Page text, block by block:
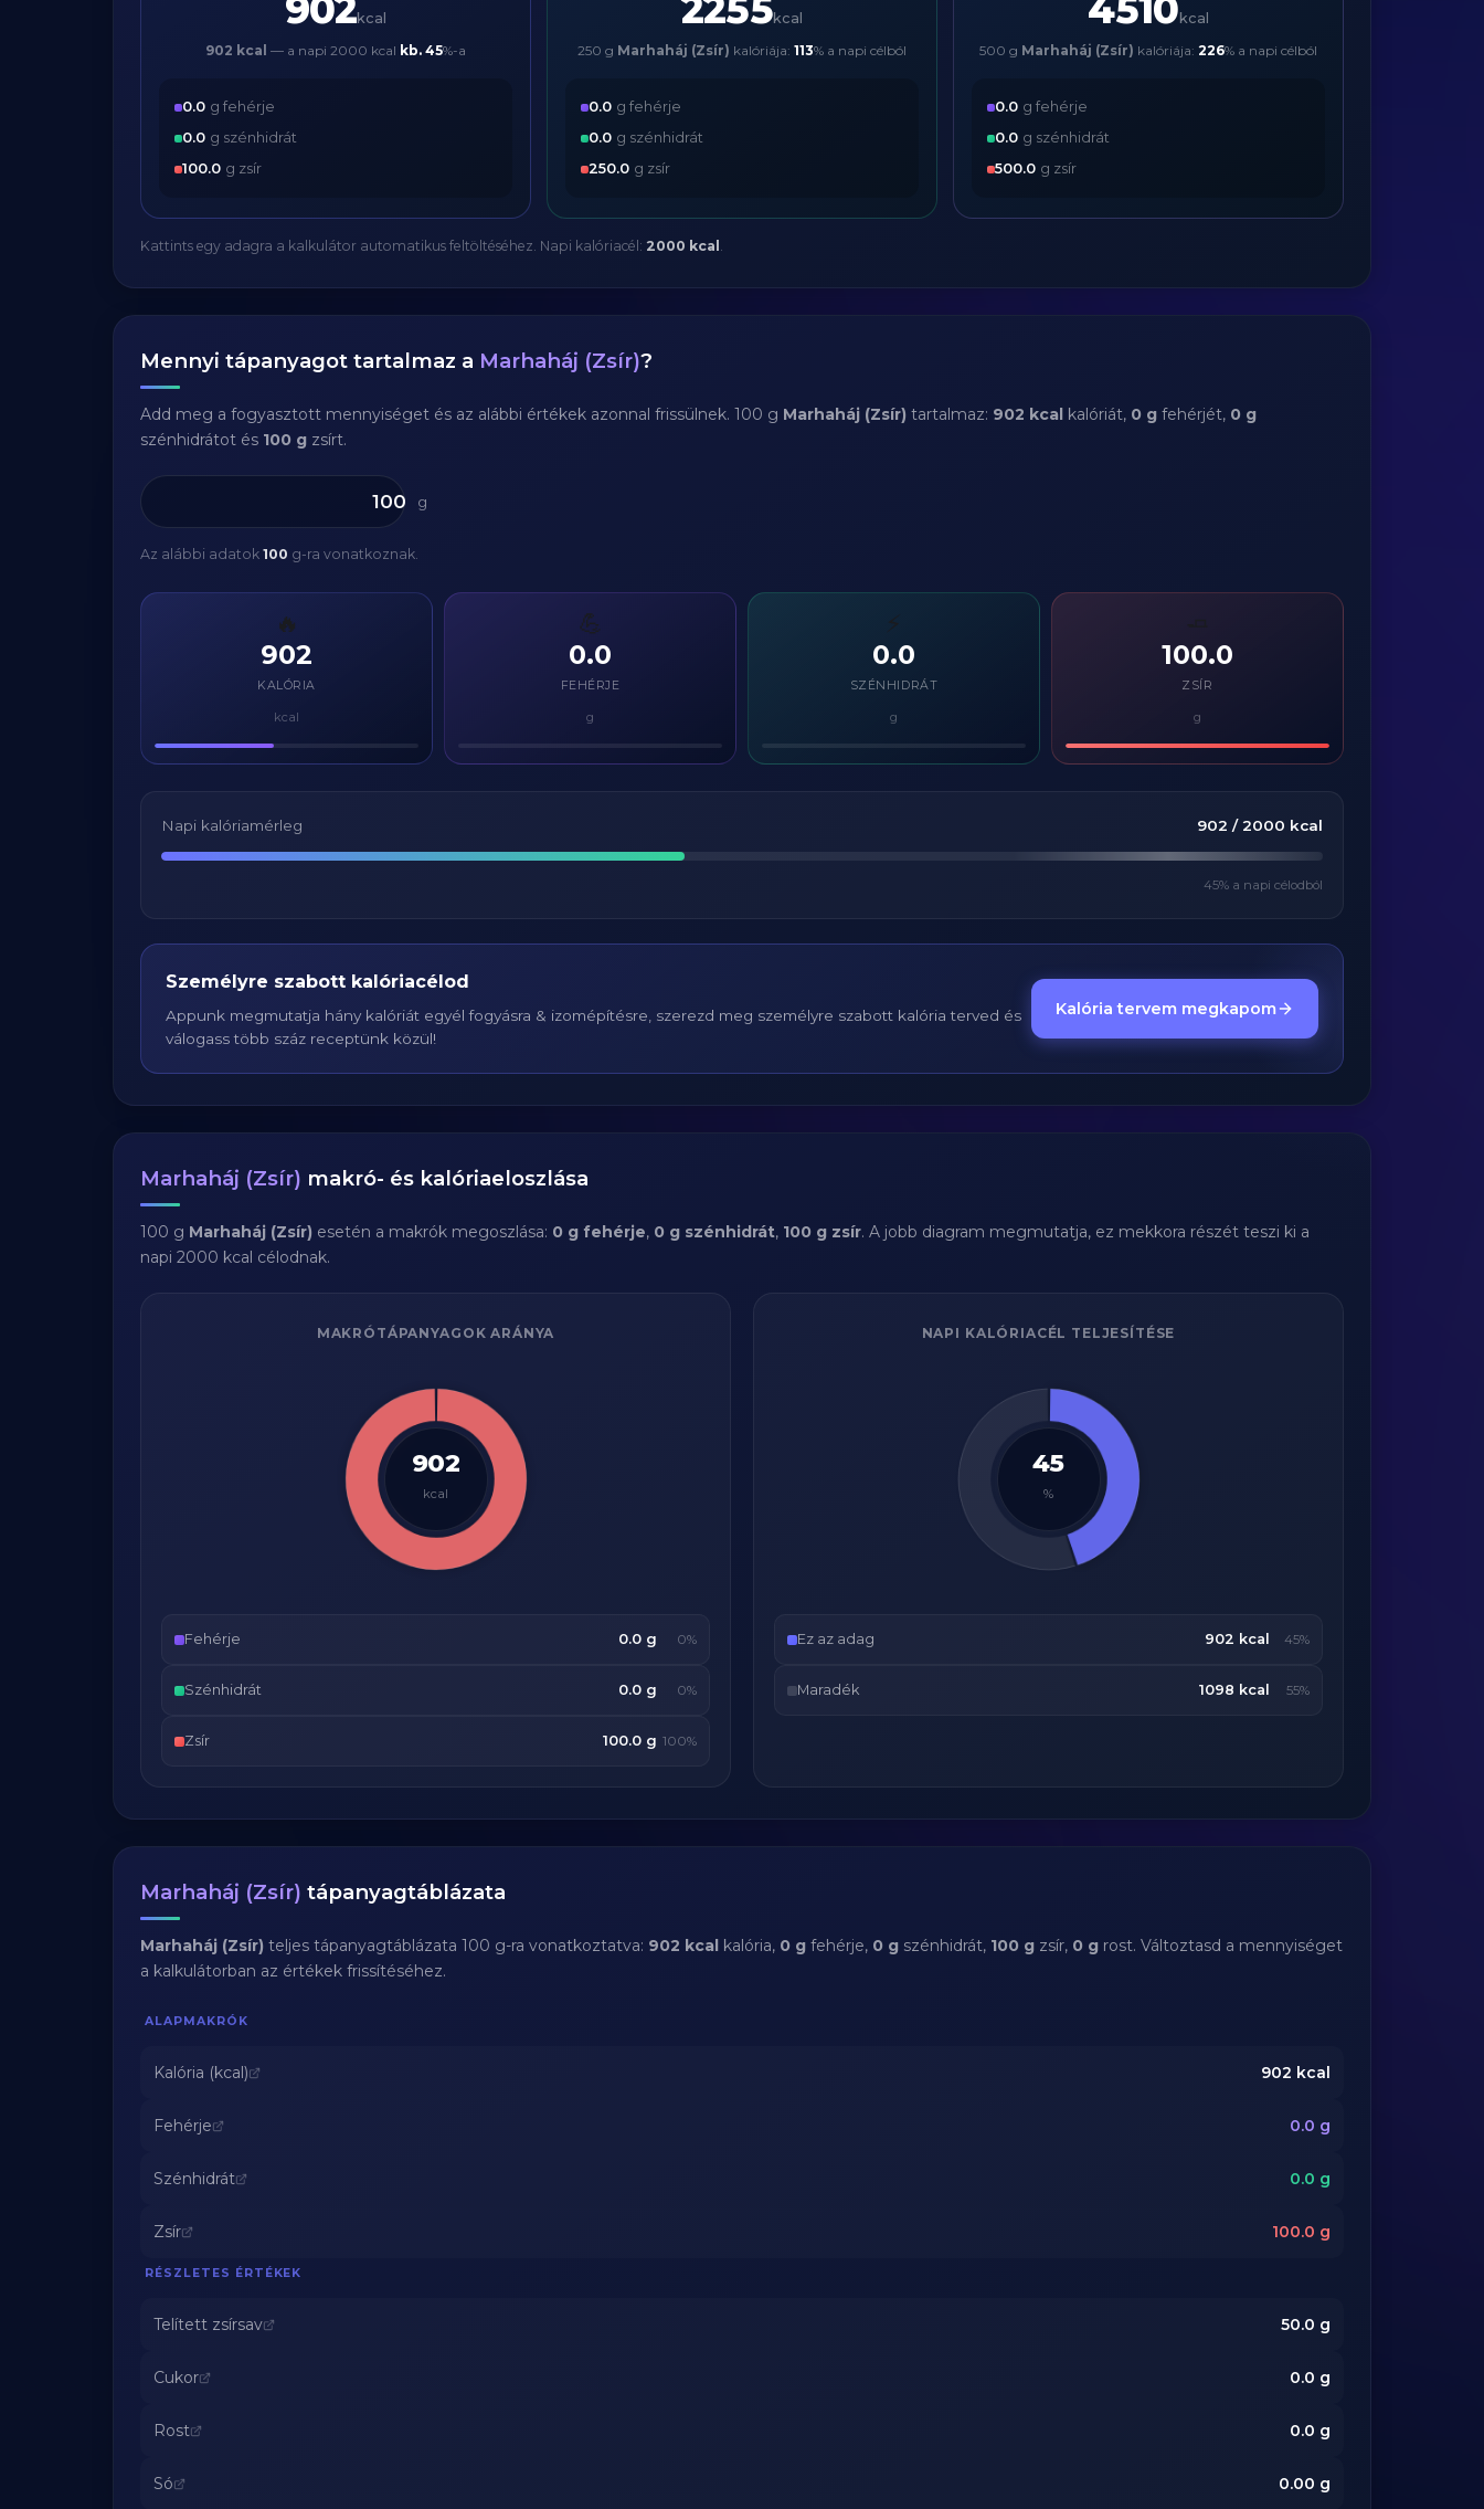
kcal
902 kcal — a napi 2000 kcal kb. 45%-a
0.0 g fehérje
0.0 g szénhidrát
100.0 g zsír
kcal
250 g Marhaháj (Zsír) kalóriája: 113% a napi célból
0.0 g fehérje
0.0 g szénhidrát
250.0 g zsír
kcal
500 g Marhaháj (Zsír) kalóriája: 226% a napi célból
0.0 g fehérje
0.0 g szénhidrát
500.0 g zsír
Kattints egy adagra a kalkulátor automatikus feltöltéséhez. Napi kalóriacél: 2000 kcal .
Mennyi tápanyagot tartalmaz a Marhaháj (Zsír)?
Add meg a fogyasztott mennyiséget és az alábbi értékek azonnal frissülnek. 100 g Marhaháj (Zsír) tartalmaz: 902 kcal kalóriát, 0 g fehérjét, 0 g
szénhidrátot és 100 g zsírt.
g
Az alábbi adatok 100 g-ra vonatkoznak.
🔥
902
KALÓRIA
kcal
💪
0.0
FEHÉRJE
g
⚡
0.0
SZÉNHIDRÁT
g
100.0
ZSÍR
g
Napi kalóriamérleg 902 / 2000 kcal
45% a napi célodból
Személyre szabott kalóriacélod
Appunk megmutatja hány kalóriát egyél fogyásra & izomépítésre, szerezd meg személyre szabott kalória terved és
válogass több száz receptünk közül!
Kalória tervem megkapom
Marhaháj (Zsír) makró- és kalóriaeloszlása
100 g Marhaháj (Zsír) esetén a makrók megoszlása: 0 g fehérje, 0 g szénhidrát, 100 g zsír. A jobb diagram megmutatja, ez mekkora részét teszi ki a
napi 2000 kcal célodnak.
MAKRÓTÁPANYAGOK ARÁNYA
902
kcal
Fehérje 0.0 g 0%
Szénhidrát 0.0 g 0%
Zsír 100.0 g 100%
NAPI KALÓRIACÉL TELJESÍTÉSE
45
%
Ez az adag 902 kcal 45%
Maradék 1098 kcal 55%
Marhaháj (Zsír) tápanyagtáblázata
Marhaháj (Zsír) teljes tápanyagtáblázata 100 g-ra vonatkoztatva: 902 kcal kalória, 0 g fehérje, 0 g szénhidrát, 100 g zsír, 0 g rost. Változtasd a mennyiséget
a kalkulátorban az értékek frissítéséhez.
ALAPMAKRÓK
Kalória (kcal) 902 kcal
Fehérje 0.0 g
Szénhidrát 0.0 g
Zsír 100.0 g
RÉSZLETES ÉRTÉKEK
Telített zsírsav 50.0 g
Cukor 0.0 g
Rost 0.0 g
Só 0.00 g